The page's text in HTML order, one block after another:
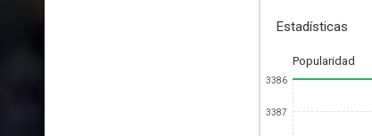
Estadísticas
Popularidad
3386
3387